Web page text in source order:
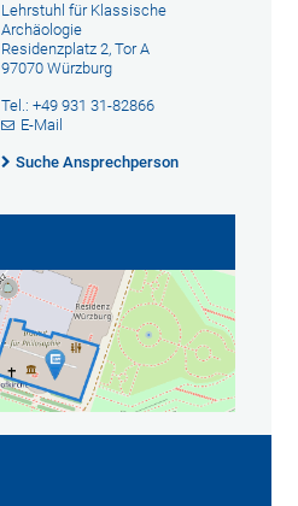
Lehrstuhl für Klassische
Archäologie
Residenzplatz 2, Tor A
97070 Würzburg
Tel.: +49 931 31-82866
E-Mail
Suche Ansprechperson